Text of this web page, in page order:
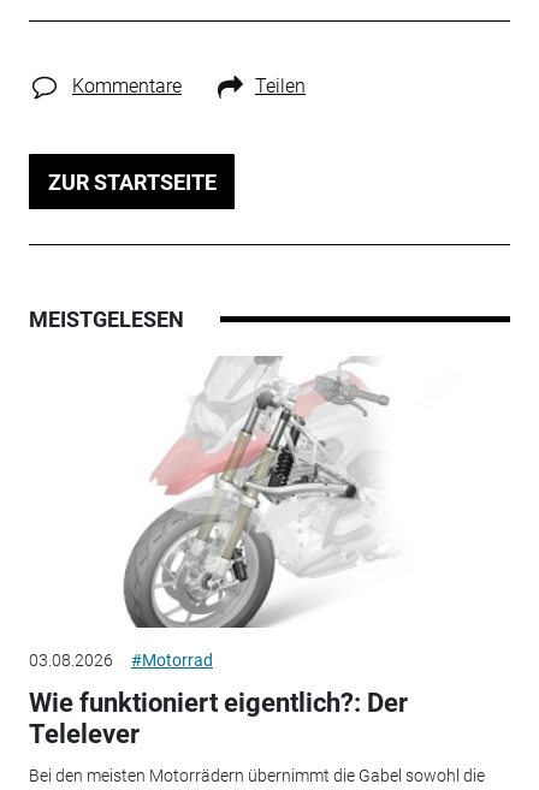
Kommentare Teilen
ZUR STARTSEITE
MEISTGELESEN
03.08.2026 #Motorrad
Wie funktioniert eigentlich?: Der
Telelever
Bei den meisten Motorrädern übernimmt die Gabel sowohl die